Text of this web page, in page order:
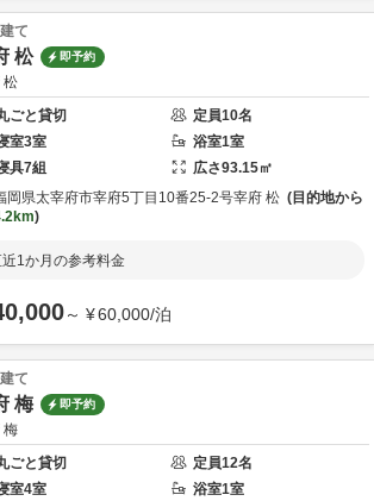
て
松 即予約
松
ごと貸切
定員10名
室3室 浴室1室
具7組 広さ93.15㎡
岡県太宰府市宰府5丁目10番25-2号宰府 松
目的地から
1か月の参考料金
～ ¥60,000/泊
て
梅 即予約
梅
ごと貸切
定員12名
室4室 浴室1室